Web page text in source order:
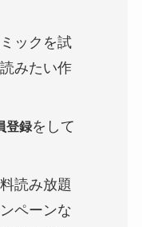
ックを試
みたい作
登録をして
読み放題
ペーンな